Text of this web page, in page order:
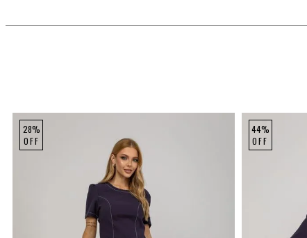
28%
OFF
44%
OFF